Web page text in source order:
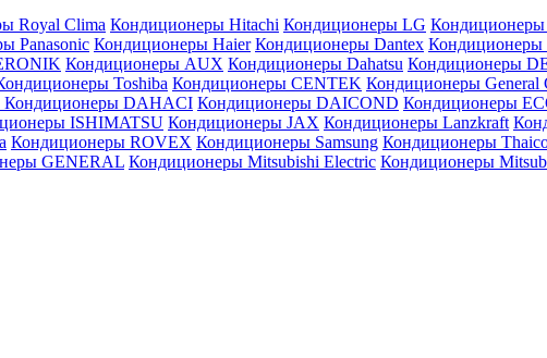
Royal Clima Кондиционеры Hitachi Кондиционеры LG Кондиционеры
Panasonic Кондиционеры Haier Кондиционеры Dantex
Кондиционеры AUX Кондиционеры Dahatsu Кондиционеры
Toshiba Кондиционеры CENTEK Кондиционеры General
Кондиционеры DAHACI Кондиционеры DAICOND Кондиционеры
ISHIMATSU Кондиционеры JAX Кондиционеры Lanzkraft
Кондиционеры ROVEX Кондиционеры Samsung Кондиционеры
GENERAL Кондиционеры Mitsubishi Electric Кондиционеры